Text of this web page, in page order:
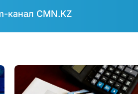
канал CMN.KZ